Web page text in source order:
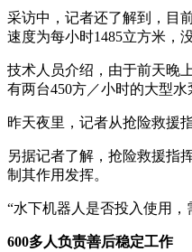
采访中，记者还了解到，目
速度为每小时1485立方米，
技术人员介绍，由于前天晚
有两台450方／小时的大型水
昨天夜里，记者从抢险救援
另据记者了解，抢险救援指
制其作用发挥。
“水下机器人是否投入使用
600多人负责善后稳定工作